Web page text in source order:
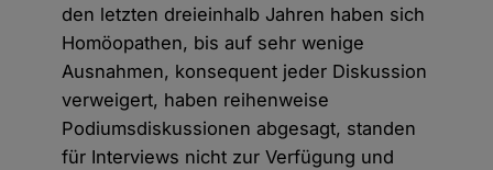
den letzten dreieinhalb Jahren haben sich
Homöopathen, bis auf sehr wenige
Ausnahmen, konsequent jeder Diskussion
verweigert, haben reihenweise
Podiumsdiskussionen abgesagt, standen
für Interviews nicht zur Verfügung und